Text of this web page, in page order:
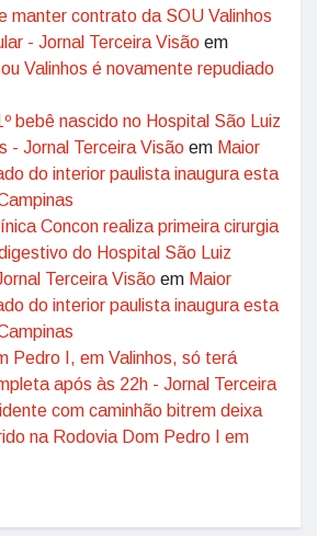
manter contrato da SOU Valinhos
- Jornal Terceira Visão em
Valinhos é novamente repudiado
bebê nascido no Hospital São Luiz
- Jornal Terceira Visão em Maior
do interior paulista inaugura esta
Concon realiza primeira cirurgia
do Hospital São Luiz
Terceira Visão em Maior
do interior paulista inaugura esta
Pedro I, em Valinhos, só terá
após às 22h - Jornal Terceira
com caminhão bitrem deixa
na Rodovia Dom Pedro I em